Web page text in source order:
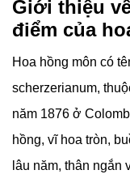
Giới thiệu
điểm của
Hoa hồng môn có
scherzerianum,
năm 1876 ở
hồng, vĩ hoa tròn,
lâu năm, thân ngắn